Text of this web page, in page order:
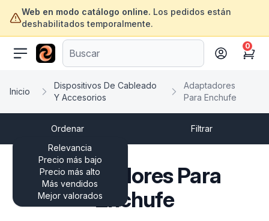
Web en modo catálogo online. Los pedidos están
deshabilitados temporalmente.
ofertasinformatica.com
Cart
0
Inicio
Dispositivos De Cableado
Y Accesorios
Adaptadores
Para Enchufe
Ordenar
Relevancia
Precio más bajo
Precio más alto
Más vendidos
Mejor valorados
Filtrar
Adaptadores Para
Enchufe